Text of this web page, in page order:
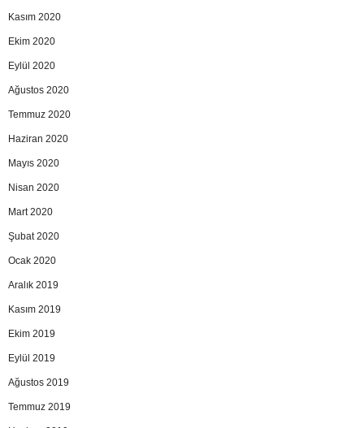
Kasım 2020
Ekim 2020
Eylül 2020
Ağustos 2020
Temmuz 2020
Haziran 2020
Mayıs 2020
Nisan 2020
Mart 2020
Şubat 2020
Ocak 2020
Aralık 2019
Kasım 2019
Ekim 2019
Eylül 2019
Ağustos 2019
Temmuz 2019